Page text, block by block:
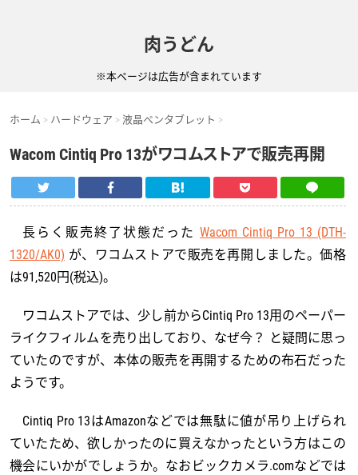
肉うどん
※本ページは広告が含まれています
ホーム ハードウェア 液晶ペンタブレット
Wacom Cintiq Pro 13がワコムストアで販売再開
長らく販売終了状態だった Wacom Cintiq Pro 13 (DTH-
1320/AK0) が、ワコムストアで販売を再開しました。価格
は91,520円(税込)。
ワコムストアでは、少し前からCintiq Pro 13用のペーパー
ライクフィルムを売り出しており、なぜ今？ と疑問に思っ
ていたのですが、本体の販売を再開するための布石だった
ようです。
Cintiq Pro 13はAmazonなどでは無駄に値が吊り上げられ
ていたため、欲しかったのに買えなかったという方はこの
機会にいかがでしょうか。なおビックカメラ.comなどでは